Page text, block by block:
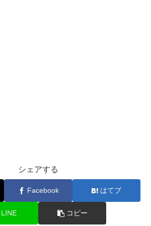
シェアする
Facebook はてブ
LINE コピー